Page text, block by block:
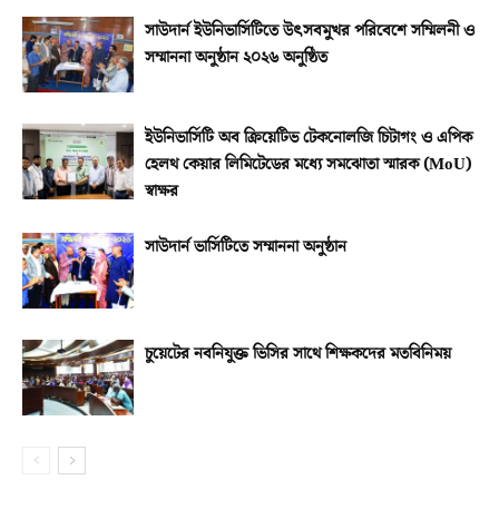
সাউদার্ন ইউনিভার্সিটিতে উৎসবমুখর পরিবেশে সম্মিলনী ও
সম্মাননা অনুষ্ঠান ২০২৬ অনুষ্ঠিত
ইউনিভার্সিটি অব ক্রিয়েটিভ টেকনোলজি চিটাগং ও এপিক
হেলথ কেয়ার লিমিটেডের মধ্যে সমঝোতা স্মারক (MoU)
স্বাক্ষর
সাউদার্ন ভার্সিটিতে সম্মাননা অনুষ্ঠান
চুয়েটের নবনিযুক্ত ভিসির সাথে শিক্ষকদের মতবিনিময়